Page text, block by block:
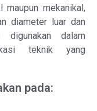
maupun mekanikal,
diameter luar dan
dalam
teknik yang
pada: